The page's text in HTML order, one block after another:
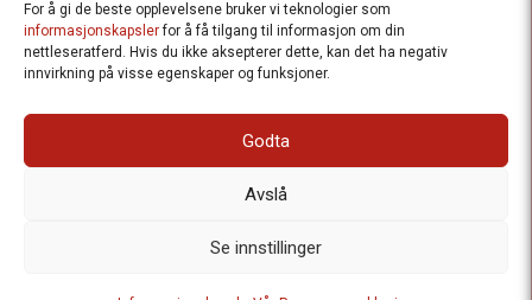
For å gi de beste opplevelsene bruker vi teknologier som
informasjonskapslerfor å få tilgang til informasjon om din
nettleseratferd. Hvis du ikke aksepterer dette, kan det ha negativ
innvirkning på visse egenskaper og funksjoner.
Godta
Avslå
Se innstillinger
Besteforeldrenes klimaaksjon
Ansvarlig redaktør
: Halfdan Wiik |
: Postboks 1231 Vika, 0110 Oslo.
Organisasjonsnummer